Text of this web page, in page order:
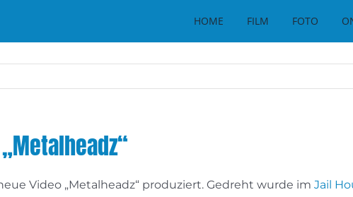
HOME FILM FOTO
Video „Metalheadz“ produziert. Gedreht wurde im Jail